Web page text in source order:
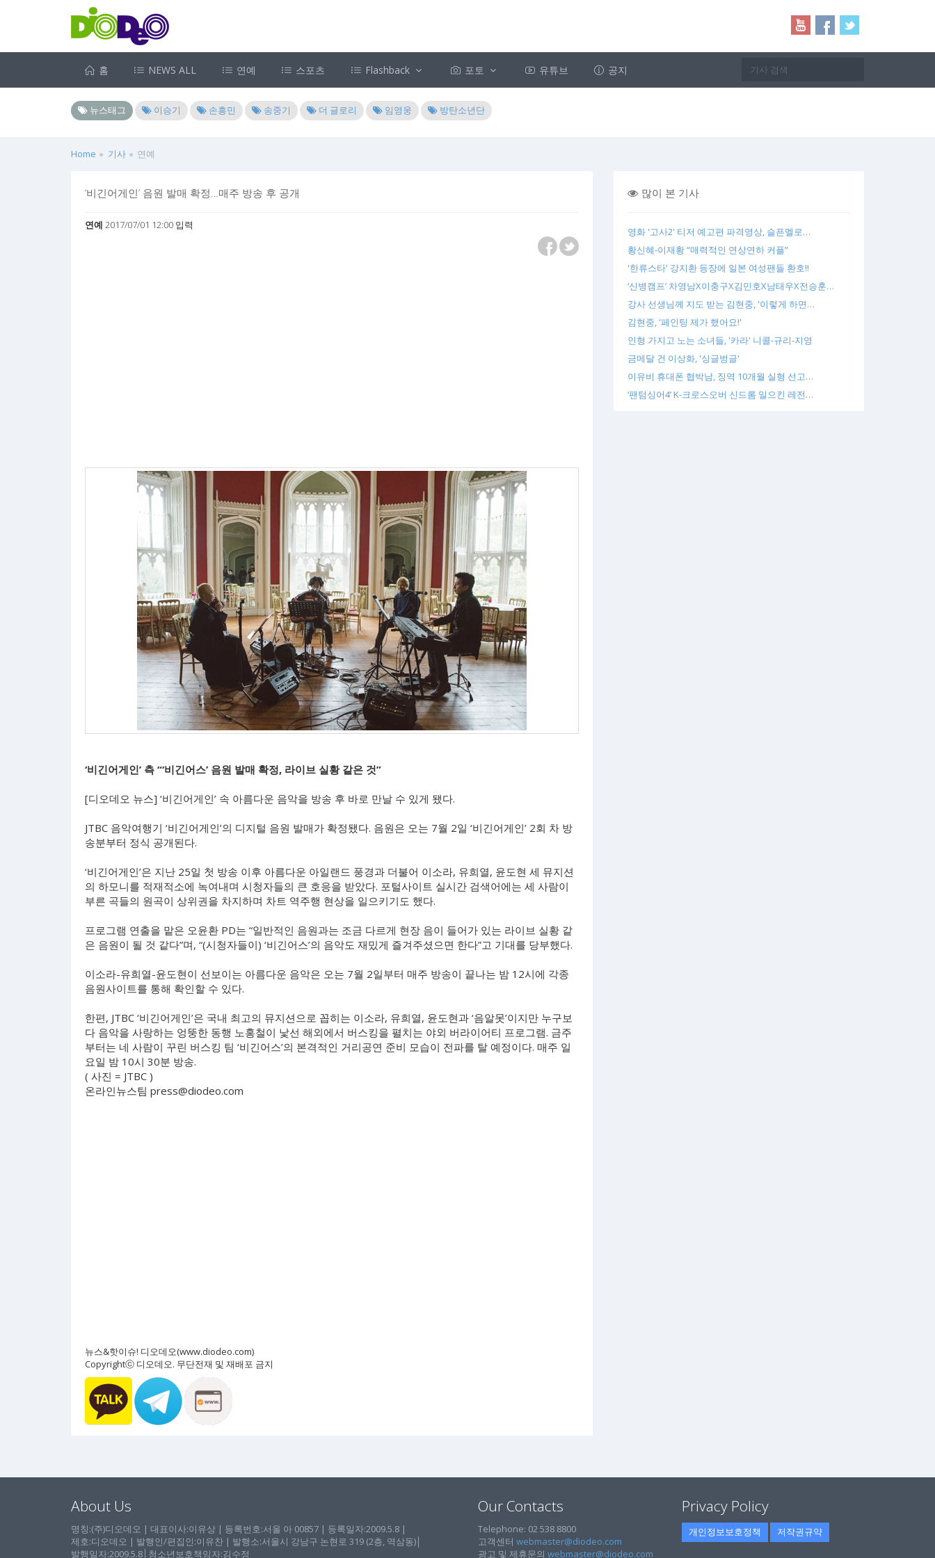
홈 NEWS ALL 연예 스포츠 Flashback 포토 유튜브 공지
뉴스태그 이승기 손흥민 송중기 더 글로리 임영웅 방탄소년단
Home 기사 연예
‘비긴어게인’ 음원 발매 확정…매주 방송 후 공개
연예 2017/07/01 12:00 입력
‘비긴어게인’ 측 “‘비긴어스’ 음원 발매 확정, 라이브 실황 같은 것”
[디오데오 뉴스] ‘비긴어게인’ 속 아름다운 음악을 방송 후 바로 만날 수 있게 됐다.
JTBC 음악여행기 ‘비긴어게인’의 디지털 음원 발매가 확정됐다. 음원은 오는 7월 2일 ‘비긴어게인’ 2회 차 방
송분부터 정식 공개된다.
‘비긴어게인’은 지난 25일 첫 방송 이후 아름다운 아일랜드 풍경과 더불어 이소라, 유희열, 윤도현 세 뮤지션
의 하모니를 적재적소에 녹여내며 시청자들의 큰 호응을 받았다. 포털사이트 실시간 검색어에는 세 사람이
부른 곡들의 원곡이 상위권을 차지하며 차트 역주행 현상을 일으키기도 했다.
프로그램 연출을 맡은 오윤환 PD는 “일반적인 음원과는 조금 다르게 현장 음이 들어가 있는 라이브 실황 같
은 음원이 될 것 같다”며, “(시청자들이) ‘비긴어스’의 음악도 재밌게 즐겨주셨으면 한다”고 기대를 당부했다.
이소라-유희열-윤도현이 선보이는 아름다운 음악은 오는 7월 2일부터 매주 방송이 끝나는 밤 12시에 각종
음원사이트를 통해 확인할 수 있다.
한편, JTBC ‘비긴어게인’은 국내 최고의 뮤지션으로 꼽히는 이소라, 유희열, 윤도현과 ‘음알못’이지만 누구보
다 음악을 사랑하는 엉뚱한 동행 노홍철이 낯선 해외에서 버스킹을 펼치는 야외 버라이어티 프로그램. 금주
부터는 네 사람이 꾸린 버스킹 팀 ‘비긴어스’의 본격적인 거리공연 준비 모습이 전파를 탈 예정이다. 매주 일
요일 밤 10시 30분 방송.
( 사진 = JTBC )
온라인뉴스팀 press@diodeo.com
뉴스&핫이슈! 디오데오(www.diodeo.com)
Copyrightⓒ 디오데오. 무단전재 및 재배포 금지
많이 본 기사
영화 '고사2' 티저 예고편 파격영상, 슬픈멜로…
황신혜-이재황 “매력적인 연상연하 커플”
'한류스타' 강지환 등장에 일본 여성팬들 환호!!
‘신병캠프’ 차영남X이충구X김민호X남태우X전승훈…
강사 선생님께 지도 받는 김현중, '이렇게 하면…
김현중, '페인팅 제가 했어요!'
인형 가지고 노는 소녀들, '카라' 니콜-규리-지영
금메달 건 이상화, '싱글벙글'
이유비 휴대폰 협박남, 징역 10개월 실형 선고…
‘팬텀싱어4’ K-크로스오버 신드롬 일으킨 레전…
About Us
명칭:(주)디오데오 | 대표이사:이유상 | 등록번호:서울 아 00857 | 등록일자:2009.5.8 |
제호:디오데오 | 발행인/편집인:이유찬 | 발행소:서울시 강남구 논현로 319 (2층, 역삼동)│
발행일자:2009.5.8│청소년보호책임자:김수정
Our Contacts
Telephone: 02 538 8800
고객센터 webmaster@diodeo.com
광고 및 제휴문의 webmaster@diodeo.com
Privacy Policy
개인정보보호정책 저작권규약